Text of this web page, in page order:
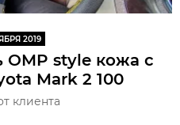
2019
style кожа с
Mark 2 100
клиента